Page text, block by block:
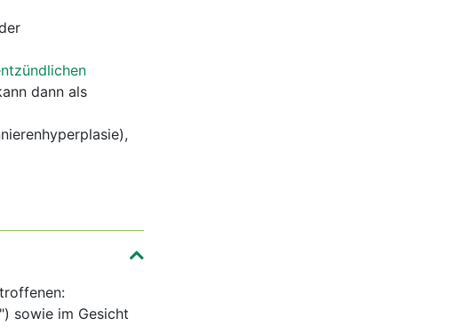
dann als
sowie im Gesicht